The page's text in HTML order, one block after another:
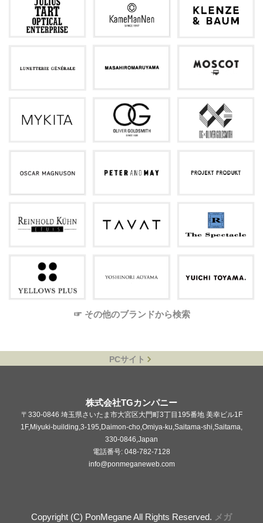
☞ その他のブランドから検索
PCサイト
株式会社TGカンパニー
〒330-0846 埼玉県さいたま市大宮区大門町3丁目195番地 美幸ビル1F
1F,Miyuki-building,3-195,Daimon-cho,Omiya-ku,Saitama-shi,Saitama,
330-0846,Japan
電話番号: 048-782-7128
info@ponmeganeweb.com
Copyright (C) PonMegane All Rights Reserved. メガ